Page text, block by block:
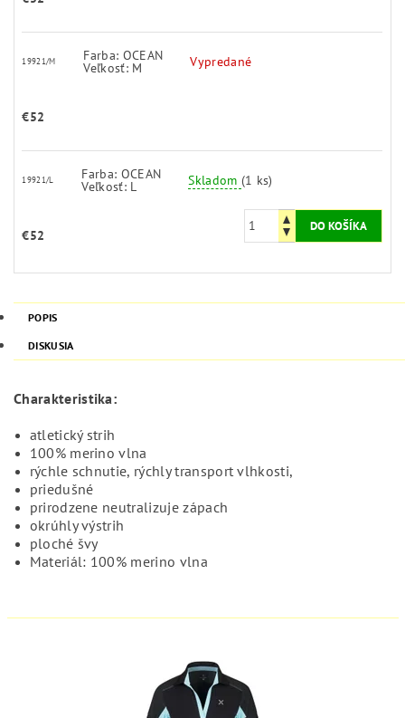
19921/M Farba: OCEAN
Veľkosť: M Vypredané
€52
19921/L Farba: OCEAN
Veľkosť: L Skladom (1 ks)
€52
POPIS
DISKUSIA
Charakteristika:
atletický strih
100% merino vlna
rýchle schnutie, rýchly transport vlhkosti,
priedušné
prirodzene neutralizuje zápach
okrúhly výstrih
ploché švy
Materiál: 100% merino vlna